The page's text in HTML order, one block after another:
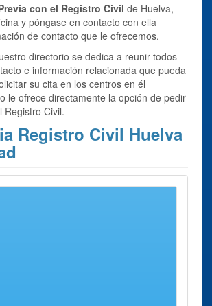
con el Registro Civil de Huelva,
y póngase en contacto con ella
de contacto que le ofrecemos.
directorio se dedica a reunir todos
e información relacionada que pueda
su cita en los centros en él
le ofrece directamente la opción de pedir
Registro Civil.
Registro Civil Huelva